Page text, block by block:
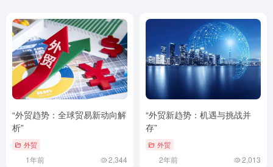
“外贸趋势：全球贸易新动向解
析”
外贸
1年前 2,344
“外贸新趋势：机遇与挑战并
存”
外贸
2年前 2,013